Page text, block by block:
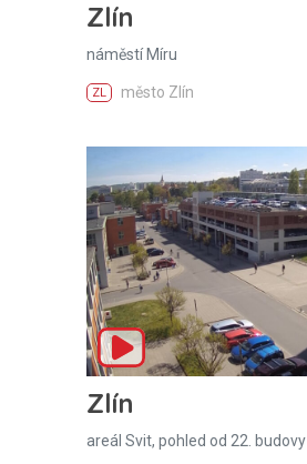
Zlín
náměstí Míru
ZL město Zlín
Zlín
areál Svit, pohled od 22. budovy